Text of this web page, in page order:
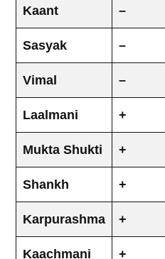
Kaant –
Sasyak –
Vimal –
Laalmani +
Mukta Shukti +
Shankh +
Karpurashma +
Kaachmani +